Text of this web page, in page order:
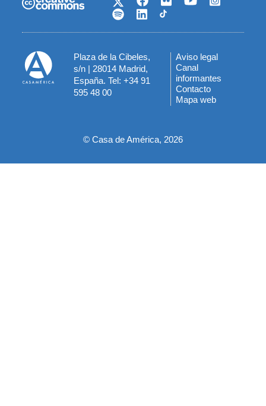
Plaza de la Cibeles,
s/n | 28014 Madrid,
España. Tel: +34 91
595 48 00
Menú
del
pie
Aviso legal
Canal
informantes
Contacto
Mapa web
© Casa de América, 2026